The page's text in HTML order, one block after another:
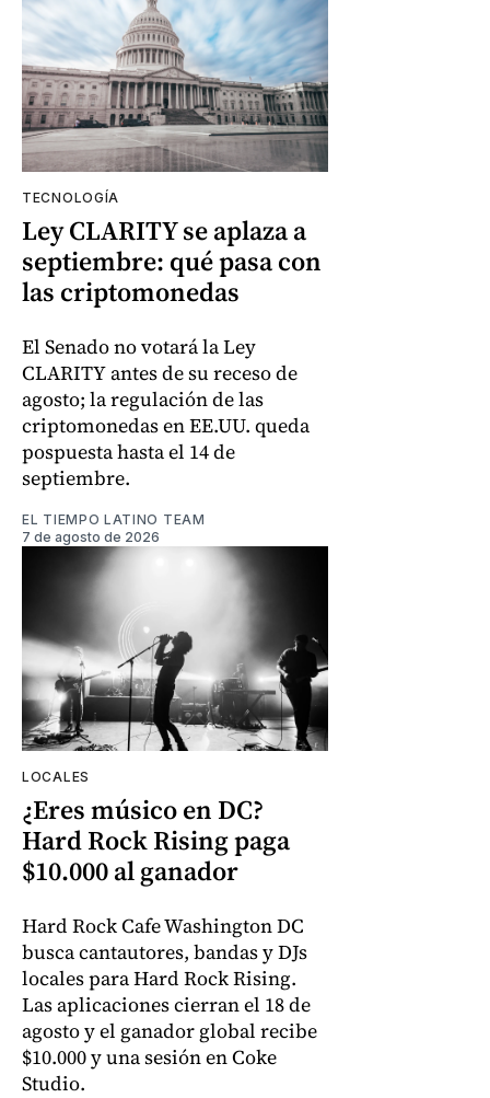
TECNOLOGÍA
Ley CLARITY se aplaza a
septiembre: qué pasa con
las criptomonedas
El Senado no votará la Ley
CLARITY antes de su receso de
agosto; la regulación de las
criptomonedas en EE.UU. queda
pospuesta hasta el 14 de
septiembre.
EL TIEMPO LATINO TEAM
7 de agosto de 2026
LOCALES
¿Eres músico en DC?
Hard Rock Rising paga
$10.000 al ganador
Hard Rock Cafe Washington DC
busca cantautores, bandas y DJs
locales para Hard Rock Rising.
Las aplicaciones cierran el 18 de
agosto y el ganador global recibe
$10.000 y una sesión en Coke
Studio.